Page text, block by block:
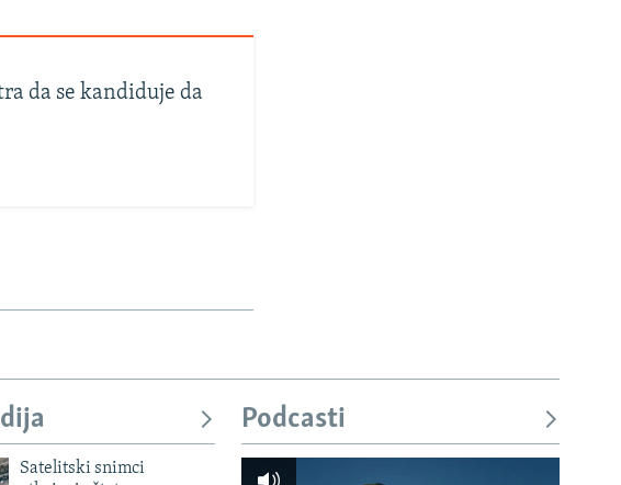
da se kandiduje da
Satelitski snimci
Podcasti